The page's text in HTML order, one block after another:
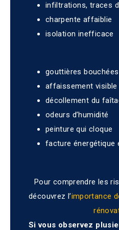
infiltrations, traces
charpente affaiblie
isolation inefficace
gouttières bouchées
affaissement visible
décollement du
odeurs d’humidité
peinture qui cloque
facture énergétique
Pour comprendre les
découvrez l’importance
Si vous observez